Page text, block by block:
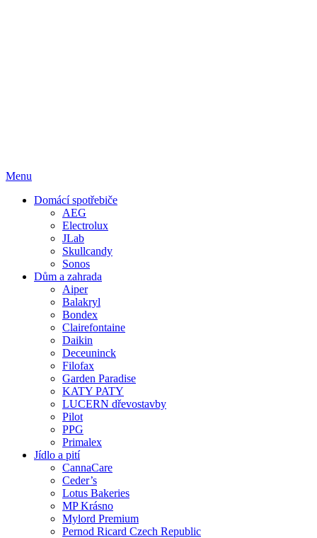
Menu
Domácí spotřebiče
AEG
Electrolux
JLab
Skullcandy
Sonos
Dům a zahrada
Aiper
Balakryl
Bondex
Clairefontaine
Daikin
Deceuninck
Filofax
Garden Paradise
KATY PATY
LUCERN dřevostavby
Pilot
PPG
Primalex
Jídlo a pití
CannaCare
Ceder’s
Lotus Bakeries
MP Krásno
Mylord Premium
Pernod Ricard Czech Republic